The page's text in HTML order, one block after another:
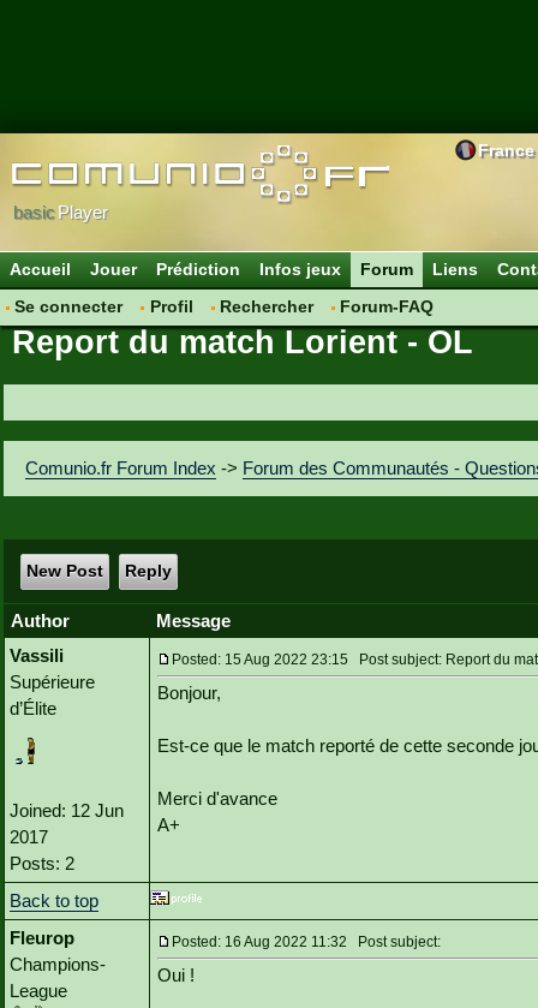
France
basicPlayer
Accueil Jouer Prédiction Infos jeux
Forum
Se connecter
Profil Rechercher Forum-FAQ
Liens
Report du match Lorient - OL
Comunio.fr Forum Index -> Forum des Communautés -
New Post Reply
Author
Message
Vassili
Supérieure
d’Élite
Joined: 12 Jun
2017
Posts: 2
Posted: 15 Aug 2022 23:15 Post subject: Report du
Bonjour,
Est-ce que le match reporté de cette seconde
Merci d'avance
A+
Back to top
Fleurop
Champions-
League
Posted: 16 Aug 2022 11:32 Post subject:
Oui !